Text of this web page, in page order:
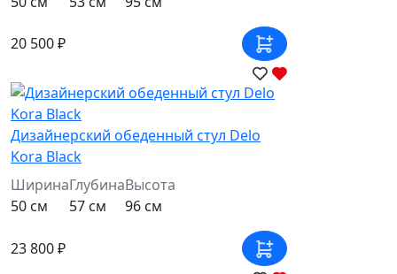
20 500 ₽
Дизайнерский обеденный стул Delo
Kora Black
Ширина
50 см
Глубина
57 см
Высота
96 см
23 800 ₽